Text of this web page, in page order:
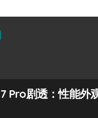
Pro剧透：性能外